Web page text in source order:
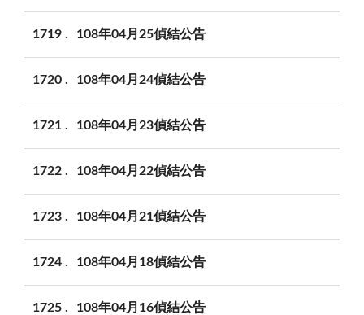
1719 108年04月25偵結公告
1720 108年04月24偵結公告
1721 108年04月23偵結公告
1722 108年04月22偵結公告
1723 108年04月21偵結公告
1724 108年04月18偵結公告
1725 108年04月16偵結公告